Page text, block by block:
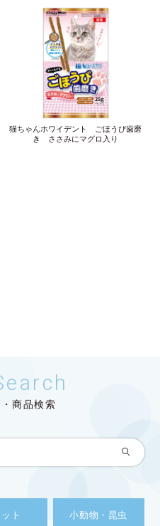
猫ちゃんホワイデント ごほうび歯磨
き ささみにマグロ入り
商品検索
ト 小動物・昆虫